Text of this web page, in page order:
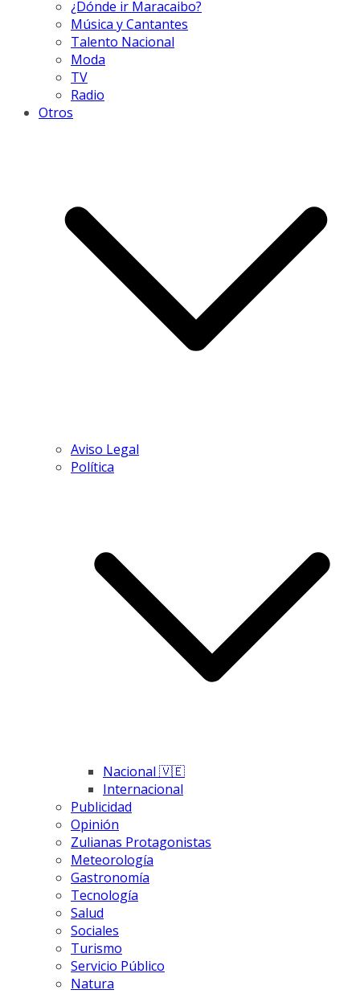
¿Dónde ir Maracaibo?
Música y Cantantes
Talento Nacional
Moda
TV
Radio
Otros
Aviso Legal
Política
Nacional 🇻🇪
Internacional
Publicidad
Opinión
Zulianas Protagonistas
Meteorología
Gastronomía
Tecnología
Salud
Sociales
Turismo
Servicio Público
Natura